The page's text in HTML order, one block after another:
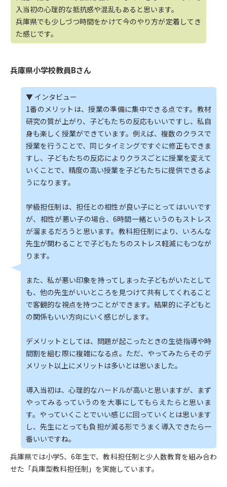
入当初の心理的な抵抗感や混乱もあると思います。
兵庫県でも少しづつ時間をかけて今のやり方が定着してき
た感じです。
兵庫県小学校教員Bさん
▼ インタビュー
1番のメリットは、授業の準備に集中できる点です。教材
研究の質が上がり、子どもたちの反応もいいですし、私自
身も楽しく授業ができています。例えば、複数のクラスで
授業を行うことで、同じタイミングですぐに修正もできま
すし、子どもたちの反応によりクラスごとに授業を変えて
いくことで、精度の高い授業を子どもたちに提供できるよ
うになります。
学級担任制は、担任との相性が良い子にとってはいいです
が、相性が悪い子の場合、6時間一緒というのもストレス
が溜まるだろうと思います。教科担任制により、いろんな
先生が関わることで子どもたちのストレス軽減にもつなが
ります。
また、私が悪い印象を持ってしまった子どもがいたとして
も、他の先生がいいところを見つけて共有してくれること
で客観的な視点を持つことができます。結果的に子どもと
の関係もいい方向にいく感じがします。
デメリットとしては、問題が起こったときの生徒指導や時
間割を組む際に複雑になる点。ただ、やってみたらそのデ
メリット以上にメリットは多いとは思いました。
導入当初は、心理的なハードルが高いと思いますが、まず
やってみるっていうのを大事にしてもらえたらと思いま
す。やっていくことでいい感じに回っていくとは思います
し、先生にとっても負担が減る形でうまく導入できたら一
番いいですね。
兵庫県では小学5、6年生で、教科担任制と少人数教育を組み合わ
せた「兵庫型教科担任制」を実施しています。